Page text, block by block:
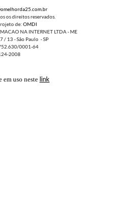
direitos reservados.
de: OMDI
NA INTERNET LTDA - ME
- São Paulo - SP
0001-64
2008
em uso neste link